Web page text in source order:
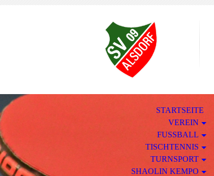
STARTSEITE
VEREIN
FUSSBALL
TISCHTENNIS
TURNSPORT
SHAOLIN KEMPO